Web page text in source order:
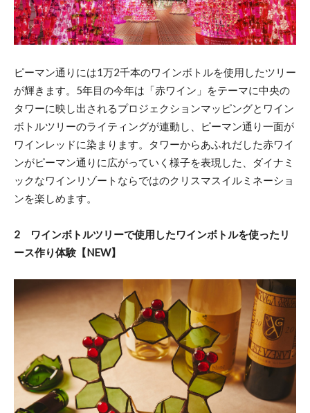
ピーマン通りには1万2千本のワインボトルを使用したツリー
が輝きます。5年目の今年は「赤ワイン」をテーマに中央の
タワーに映し出されるプロジェクションマッピングとワイン
ボトルツリーのライティングが連動し、ピーマン通り一面が
ワインレッドに染まります。タワーからあふれだした赤ワイ
ンがピーマン通りに広がっていく様子を表現した、ダイナミ
ックなワインリゾートならではのクリスマスイルミネーショ
ンを楽しめます。
2 ワインボトルツリーで使用したワインボトルを使ったリ
ース作り体験【NEW】